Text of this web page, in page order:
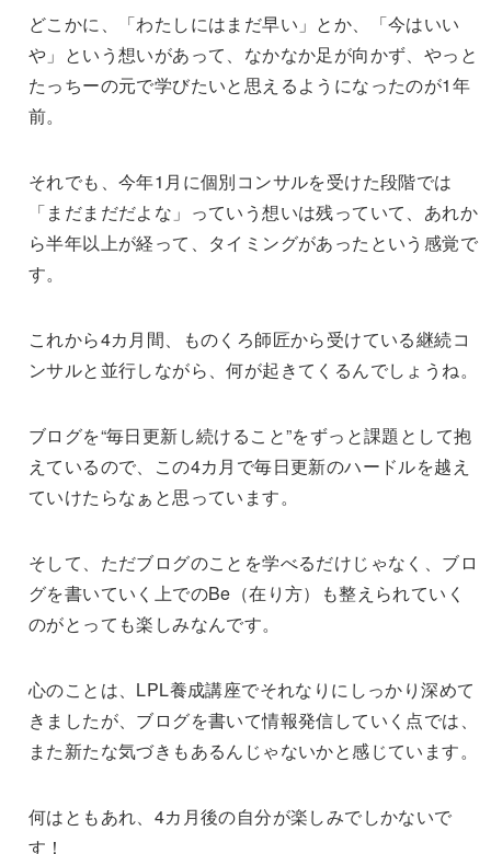
どこかに、「わたしにはまだ早い」とか、「今はいい
や」という想いがあって、なかなか足が向かず、やっと
たっちーの元で学びたいと思えるようになったのが1年
前。
それでも、今年1月に個別コンサルを受けた段階では
「まだまだだよな」っていう想いは残っていて、あれか
ら半年以上が経って、タイミングがあったという感覚で
す。
これから4カ月間、ものくろ師匠から受けている継続コ
ンサルと並行しながら、何が起きてくるんでしょうね。
ブログを“毎日更新し続けること”をずっと課題として抱
えているので、この4カ月で毎日更新のハードルを越え
ていけたらなぁと思っています。
そして、ただブログのことを学べるだけじゃなく、ブロ
グを書いていく上でのBe（在り方）も整えられていく
のがとっても楽しみなんです。
心のことは、LPL養成講座でそれなりにしっかり深めて
きましたが、ブログを書いて情報発信していく点では、
また新たな気づきもあるんじゃないかと感じています。
何はともあれ、4カ月後の自分が楽しみでしかないで
す！